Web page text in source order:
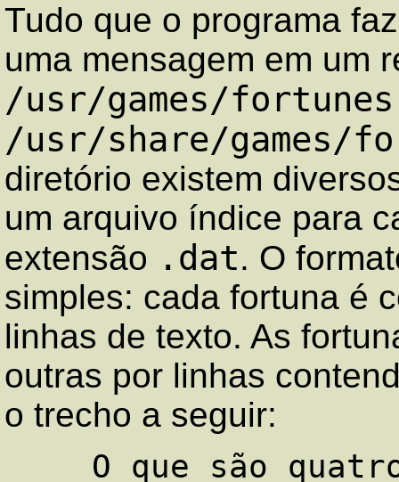
Tudo que o programa
uma mensagem em um
/usr/games/fortunes
/usr/share/games/
diretório existem
um arquivo índice para
extensão .dat. O
simples: cada fortuna é
linhas de texto. As
outras por linhas
o trecho a seguir: